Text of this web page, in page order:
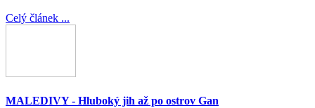
Celý článek ...
MALEDIVY - Hluboký jih až po ostrov Gan